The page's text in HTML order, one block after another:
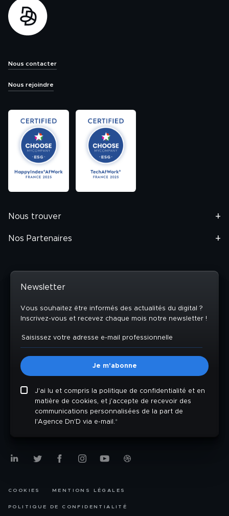
Nous contacter
Nous rejoindre
Nous trouver
Nos Partenaires
Newsletter
Vous souhaitez être informés des actualités du digital ?
Inscrivez-vous et recevez chaque mois notre newsletter !
J'ai lu et compris la politique de confidentialité et en
matière de cookies, et j'accepte de recevoir des
communications personnalisées de la part de
l'Agence Dn'D via e-mail.*
COOKIES MENTIONS LÉGALES
POLITIQUE DE CONFIDENTIALITÉ